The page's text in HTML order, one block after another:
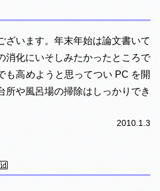
ざいます。年末年始は論文書いて
消化にいそしみたかったところで
も高めようと思ってつい PC を開
所や風呂場の掃除はしっかりでき
2010.1.3